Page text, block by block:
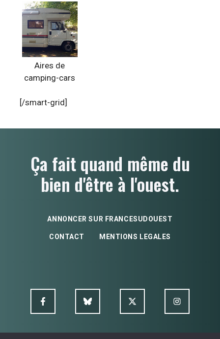
Aires de
camping-cars
[/smart-grid]
Ça fait quand même du
bien d'être à l'ouest.
ANNONCER SUR FRANCESUDOUEST
CONTACT MENTIONS LEGALES